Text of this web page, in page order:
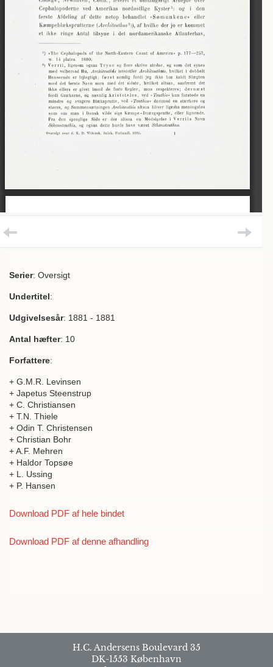
Serier: Oversigt
Undertitel:
Udgivelsesår: 1881 - 1881
Antal hæfter: 10
Forfattere:
+ G.M.R. Levinsen
+ Japetus Steenstrup
+ C. Christiansen
+ T.N. Thiele
+ Odin T. Christensen
+ Christian Bohr
+ A.F. Mehren
+ Haldor Topsøe
+ L. Ussing
+ P. Hansen
Download PDF af hele bindet
Download PDF af denne afhandling
H.C. Andersens Boulevard 35
DK-1553 København